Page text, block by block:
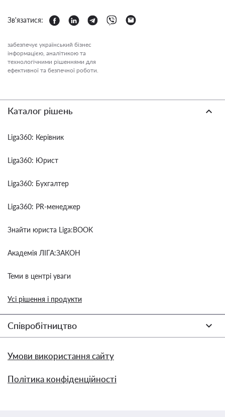
Зв'язатися:
забезпечує український бізнес
інформацією, аналітикою та
технологічними рішеннями для
ефективної та безпечної роботи.
Каталог рішень
Liga360: Керівник
Liga360: Юрист
Liga360: Бухгалтер
Liga360: PR-менеджер
Знайти юриста Liga:BOOK
Академія ЛІГА:ЗАКОН
Теми в центрі уваги
Усі рішення і продукти
Співробітництво
Умови використання сайту
Політика конфіденційності